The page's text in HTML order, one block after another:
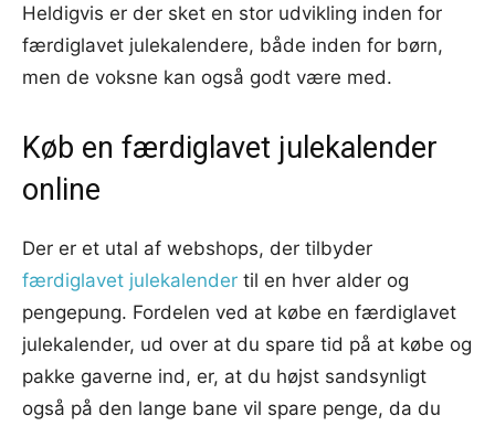
Heldigvis er der sket en stor udvikling inden for
færdiglavet julekalendere, både inden for børn,
men de voksne kan også godt være med.
Køb en færdiglavet julekalender
online
Der er et utal af webshops, der tilbyder
færdiglavet julekalender til en hver alder og
pengepung. Fordelen ved at købe en færdiglavet
julekalender, ud over at du spare tid på at købe og
pakke gaverne ind, er, at du højst sandsynligt
også på den lange bane vil spare penge, da du